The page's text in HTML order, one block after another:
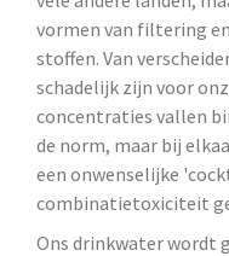
vormen van filtering
stoffen. Van
schadelijk zijn voor
concentraties vallen
de norm, maar bij
een onwenselijke
combinatietoxiciteit
Ons drinkwater wordt